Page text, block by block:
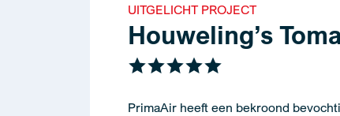
UITGELICHT PROJECT
Houweling’s
PrimaAir heeft een bekroond